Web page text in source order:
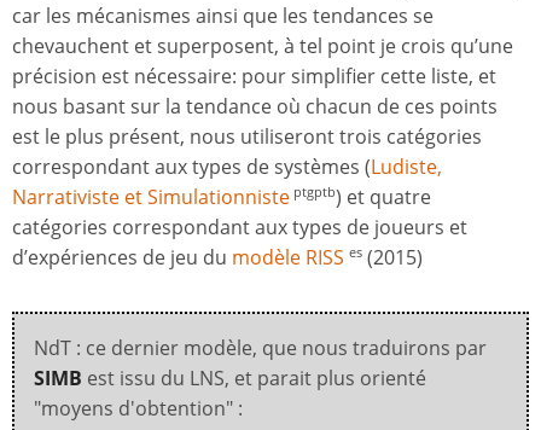
car les mécanismes ainsi que les tendances se
chevauchent et superposent, à tel point je crois qu’une
précision est nécessaire: pour simplifier cette liste, et
nous basant sur la tendance où chacun de ces points
est le plus présent, nous utiliseront trois catégories
correspondant aux types de systèmes (Ludiste,
Narrativiste et Simulationniste ptgptb) et quatre
catégories correspondant aux types de joueurs et
d’expériences de jeu du modèle RISS es (2015)
NdT : ce dernier modèle, que nous traduirons par
SIMB est issu du LNS, et parait plus orienté
"moyens d'obtention" :